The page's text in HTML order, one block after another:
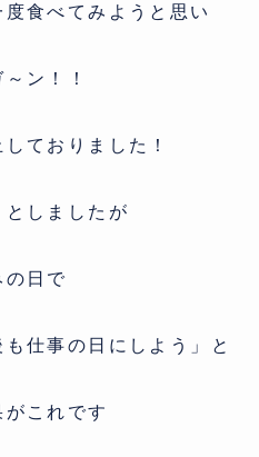
食べてみようと思い
ン！！
ておりました！
しましたが
の日で
仕事の日にしよう」と
これです